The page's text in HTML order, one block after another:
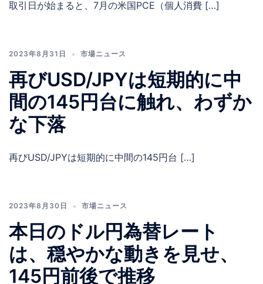
取引日が始まると、7月の米国PCE（個人消費 […]
2023年8月31日 市場ニュース
再びUSD/JPYは短期的に中
間の145円台に触れ、わずか
な下落
再びUSD/JPYは短期的に中間の145円台 […]
2023年8月30日 市場ニュース
本日のドル円為替レート
は、穏やかな動きを見せ、
145円前後で推移